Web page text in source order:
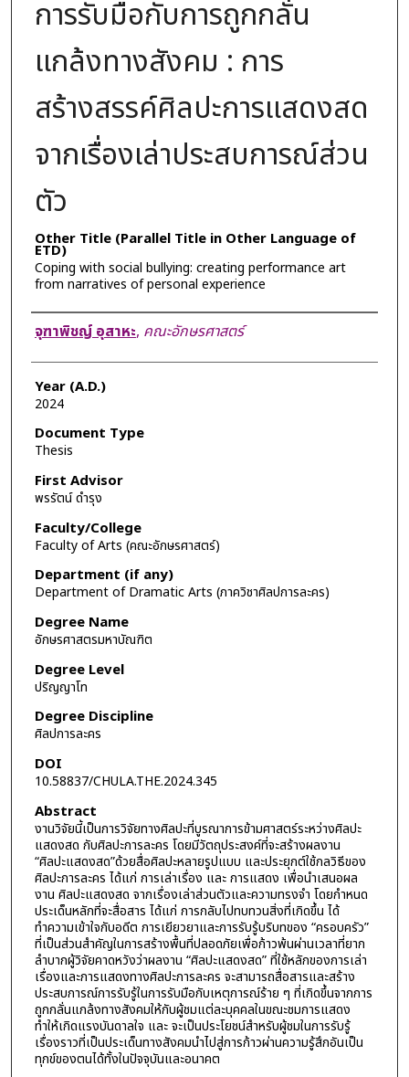
การรับมือกับการถูกกลั่น
แกล้งทางสังคม : การ
สร้างสรรค์ศิลปะการแสดงสด
จากเรื่องเล่าประสบการณ์ส่วน
ตัว
Other Title (Parallel Title in Other Language of
ETD)
Coping with social bullying: creating performance art
from narratives of personal experience
Author
จุฑาพิชญ์ อุสาหะ, คณะอักษรศาสตร์
Year (A.D.)
2024
Document Type
Thesis
First Advisor
พรรัตน์ ดำรุง
Faculty/College
Faculty of Arts (คณะอักษรศาสตร์)
Department (if any)
Department of Dramatic Arts (ภาควิชาศิลปการละคร)
Degree Name
อักษรศาสตรมหาบัณฑิต
Degree Level
ปริญญาโท
Degree Discipline
ศิลปการละคร
DOI
10.58837/CHULA.THE.2024.345
Abstract
งานวิจัยนี้เป็นการวิจัยทางศิลปะที่บูรณาการข้ามศาสตร์ระหว่างศิลปะ
แสดงสด กับศิลปะการละคร โดยมีวัตถุประสงค์ที่จะสร้างผลงาน
“ศิลปะแสดงสด”ด้วยสื่อศิลปะหลายรูปแบบ และประยุกต์ใช้กลวิธีของ
ศิลปะการละคร ได้แก่ การเล่าเรื่อง และ การแสดง เพื่อนำเสนอผล
งาน ศิลปะแสดงสด จากเรื่องเล่าส่วนตัวและความทรงจำ โดยกำหนด
ประเด็นหลักที่จะสื่อสาร ได้แก่ การกลับไปทบทวนสิ่งที่เกิดขึ้น ได้
ทำความเข้าใจกับอดีต การเยียวยาและการรับรู้บริบทของ “ครอบครัว”
ที่เป็นส่วนสำคัญในการสร้างพื้นที่ปลอดภัยเพื่อก้าวพ้นผ่านเวลาที่ยาก
ลำบากผู้วิจัยคาดหวังว่าผลงาน “ศิลปะแสดงสด” ที่ใช้หลักของการเล่า
เรื่องและการแสดงทางศิลปะการละคร จะสามารถสื่อสารและสร้าง
ประสบการณ์การรับรู้ในการรับมือกับเหตุการณ์ร้าย ๆ ที่เกิดขึ้นจากการ
ถูกกลั่นแกล้งทางสังคมให้กับผู้ชมแต่ละบุคคลในขณะชมการแสดง
ทำให้เกิดแรงบันดาลใจ และ จะเป็นประโยชน์สำหรับผู้ชมในการรับรู้
เรื่องราวที่เป็นประเด็นทางสังคมนำไปสู่การก้าวผ่านความรู้สึกอันเป็น
ทุกข์ของตนได้ทั้งในปัจจุบันและอนาคต